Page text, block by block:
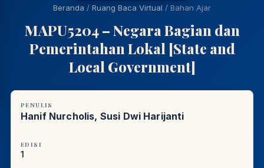
Beranda / Ruang Baca Virtual / Bahan Ajar
MAPU5204 – Negara Bagian dan
Pemerintahan Lokal [State and
Local Government]
PENULIS
Hanif Nurcholis, Susi Dwi Harijanti
EDISI
1
PUSTAKAWAN DIGITAL UT · LAYANAN INFORMASI
AKADEMIK